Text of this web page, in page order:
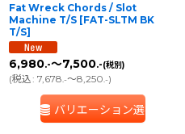
Fat Wreck Chords / Slot
Machine T/S [FAT-SLTM BK
T/S]
6,980.-～7,500.-(税別)
(税込: 7,678.-～8,250.-)
バリエーション選択